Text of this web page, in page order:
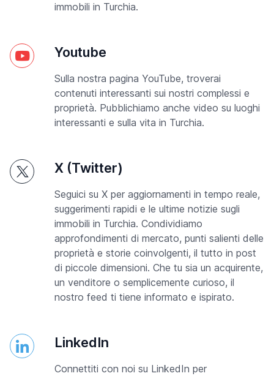
immobili in Turchia.
Youtube
Sulla nostra pagina YouTube, troverai
contenuti interessanti sui nostri complessi e
proprietà. Pubblichiamo anche video su luoghi
interessanti e sulla vita in Turchia.
X (Twitter)
Seguici su X per aggiornamenti in tempo reale,
suggerimenti rapidi e le ultime notizie sugli
immobili in Turchia. Condividiamo
approfondimenti di mercato, punti salienti delle
proprietà e storie coinvolgenti, il tutto in post
di piccole dimensioni. Che tu sia un acquirente,
un venditore o semplicemente curioso, il
nostro feed ti tiene informato e ispirato.
LinkedIn
Connettiti con noi su LinkedIn per